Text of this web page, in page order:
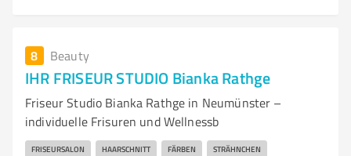
8 Beauty
IHR FRISEUR STUDIO Bianka Rathge
Friseur Studio Bianka Rathge in Neumünster –
individuelle Frisuren und Wellnessb
FRISEURSALON HAARSCHNITT FÄRBEN STRÄHNCHEN